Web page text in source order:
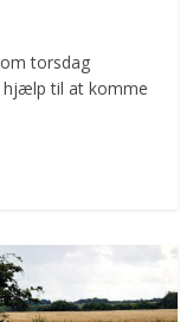
torsdag
hjælp til at komme